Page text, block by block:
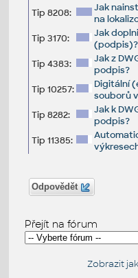
Tip 8208:
Jak
na
Tip 3170:
Jak
(podpis)?
Tip 4383:
Jak z
podpis?
Tip 10257:
Digitální
souborů
Tip 8282:
Jak k
podpis?
Tip 11385:
Odpovědět
Přejít na fórum
Zobrazit